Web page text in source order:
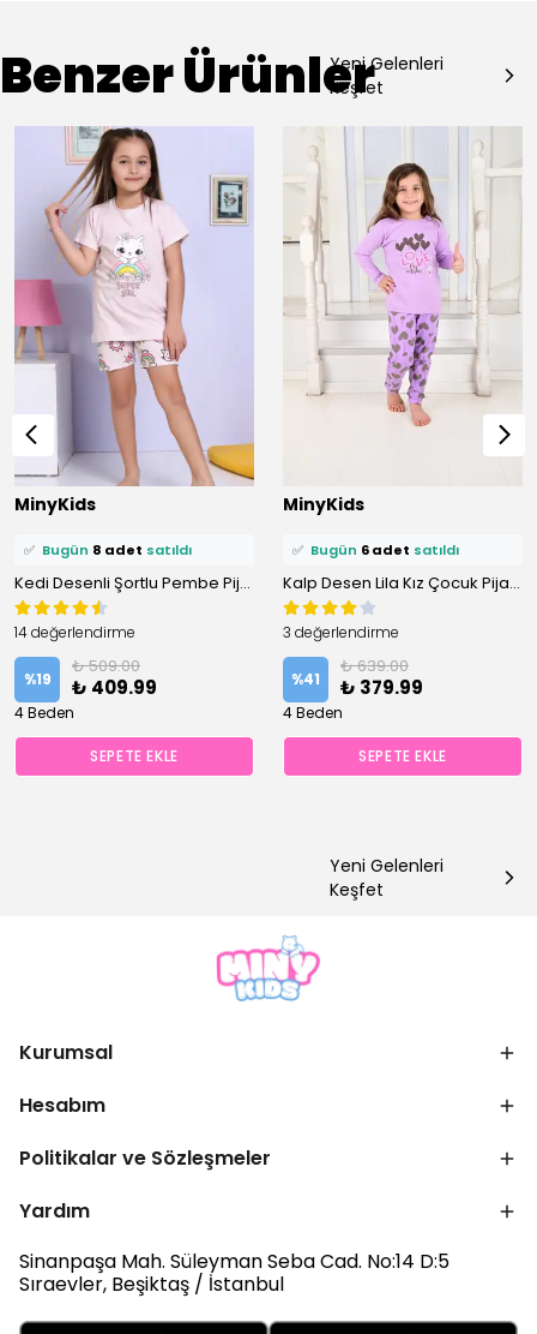
Benzer ÜrünlerYeni Gelenleri
Keşfet
MinyKids
Bu ürünü17 kişifavoriledi!
12 kişi
✅ Bugün 8 adet satıldı
Kedi Desenli Şortlu Pembe Pijama Takımı
14 değerlendirme
%19
₺ 509.00
₺ 409.99
4 Beden
SEPETE EKLE
MinyKids
11 kişi
✅ Bugün 6 adet satıldı
Kalp Desen Lila Kız Çocuk Pijama Takım
3 değerlendirme
%41
₺ 639.00
₺ 379.99
4 Beden
SEPETE EKLE
Yeni Gelenleri
Keşfet
Kurumsal
Hesabım
Politikalar ve Sözleşmeler
Yardım
Sinanpaşa Mah. Süleyman Seba Cad. No:14 D:5
Sıraevler, Beşiktaş / İstanbul